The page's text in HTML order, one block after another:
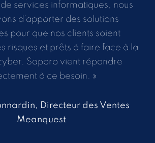
services informatiques, nous
d’apporter des solutions
pour que nos clients soient
risques et prêts à faire face à la
Saporo vient répondre
à ce besoin. »
Directeur des Ventes
Meanquest